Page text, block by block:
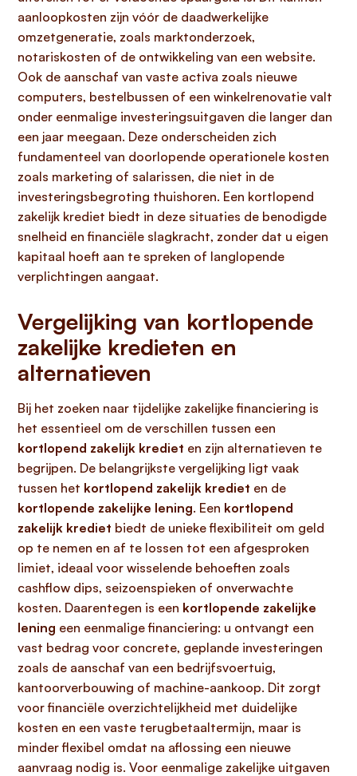
aanloopkosten zijn vóór de daadwerkelijke
omzetgeneratie, zoals marktonderzoek,
notariskosten of de ontwikkeling van een website.
Ook de aanschaf van vaste activa zoals nieuwe
computers, bestelbussen of een winkelrenovatie valt
onder eenmalige investeringsuitgaven die langer dan
een jaar meegaan. Deze onderscheiden zich
fundamenteel van doorlopende operationele kosten
zoals marketing of salarissen, die niet in de
investeringsbegroting thuishoren. Een kortlopend
zakelijk krediet biedt in deze situaties de benodigde
snelheid en financiële slagkracht, zonder dat u eigen
kapitaal hoeft aan te spreken of langlopende
verplichtingen aangaat.
Vergelijking van kortlopende
zakelijke kredieten en
alternatieven
Bij het zoeken naar tijdelijke zakelijke financiering is
het essentieel om de verschillen tussen een
kortlopend zakelijk krediet en zijn alternatieven te
begrijpen. De belangrijkste vergelijking ligt vaak
tussen het kortlopend zakelijk krediet en de
kortlopende zakelijke lening. Een kortlopend
zakelijk krediet biedt de unieke flexibiliteit om geld
op te nemen en af te lossen tot een afgesproken
limiet, ideaal voor wisselende behoeften zoals
cashflow dips, seizoenspieken of onverwachte
kosten. Daarentegen is een kortlopende zakelijke
lening een eenmalige financiering: u ontvangt een
vast bedrag voor concrete, geplande investeringen
zoals de aanschaf van een bedrijfsvoertuig,
kantoorverbouwing of machine-aankoop. Dit zorgt
voor financiële overzichtelijkheid met duidelijke
kosten en een vaste terugbetaaltermijn, maar is
minder flexibel omdat na aflossing een nieuwe
aanvraag nodig is. Voor eenmalige zakelijke uitgaven